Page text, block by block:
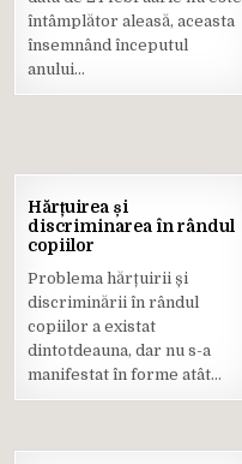
întâmplător aleasă, aceasta
însemnând începutul
anului…
FEB.
2021
in
Hărțuirea și
discriminarea în rândul
copiilor
Problema hărțuirii și
discriminării în rândul
copiilor a existat
dintotdeauna, dar nu s-a
manifestat în forme atât…